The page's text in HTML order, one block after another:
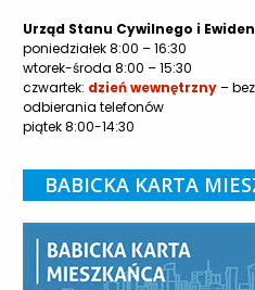
Urząd Stanu Cywilnego i
poniedziałek 8:00 – 16:30
wtorek-środa 8:00 – 15:30
czwartek: dzień wewnętrzny–
odbierania telefonów
piątek 8:00-14:30
BABICKA KARTA